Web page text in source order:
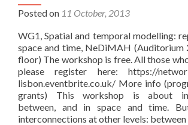
Posted on 11 October, 2013
WG1, Spatial and temporal modelling:
space and time, NeDiMAH (Auditorium
floor) The workshop is free. All those
please register here: https://
lisbon.eventbrite.co.uk/ More info
grants) This workshop is about
between, and in space and time.
interconnections at other levels: between